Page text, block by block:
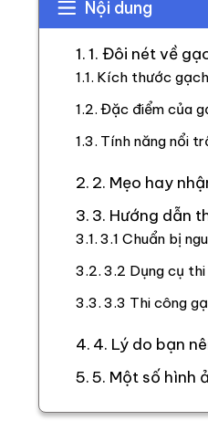
Nội dung
1. Đôi nét về
Kích thước
Đặc điểm của
Tính năng nổi
2. Mẹo hay
3. Hướng dẫn
3.1 Chuẩn bị
3.2 Dụng cụ
3.3 Thi công
4. Lý do bạn
5. Một số hình